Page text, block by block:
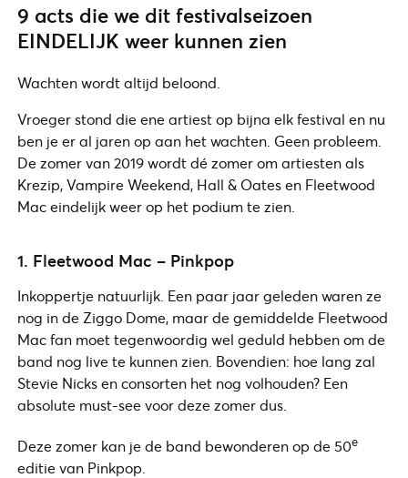
9 acts die we dit festivalseizoen
EINDELIJK weer kunnen zien
Wachten wordt altijd beloond.
Vroeger stond die ene artiest op bijna elk festival en nu
ben je er al jaren op aan het wachten. Geen probleem.
De zomer van 2019 wordt dé zomer om artiesten als
Krezip, Vampire Weekend, Hall & Oates en Fleetwood
Mac eindelijk weer op het podium te zien.
1. Fleetwood Mac – Pinkpop
Inkoppertje natuurlijk. Een paar jaar geleden waren ze
nog in de Ziggo Dome, maar de gemiddelde Fleetwood
Mac fan moet tegenwoordig wel geduld hebben om de
band nog live te kunnen zien. Bovendien: hoe lang zal
Stevie Nicks en consorten het nog volhouden? Een
absolute must-see voor deze zomer dus.
Deze zomer kan je de band bewonderen op de 50e
editie van Pinkpop.